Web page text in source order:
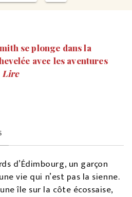
se plonge dans la
avec les aventures
Lire
d’Édimbourg, un garçon
vie qui n’est pas la sienne.
île sur la côte écossaise,